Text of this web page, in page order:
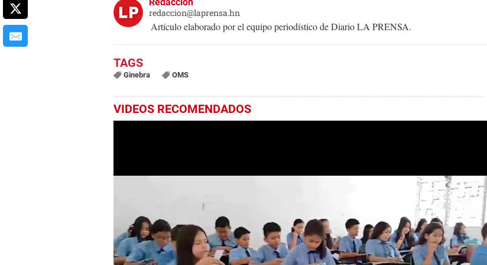
Redacción
redaccion@laprensa.hn
Artículo elaborado por el equipo periodístico de Diario LA PRENSA.
Ginebra OMS
VIDEOS RECOMENDADOS